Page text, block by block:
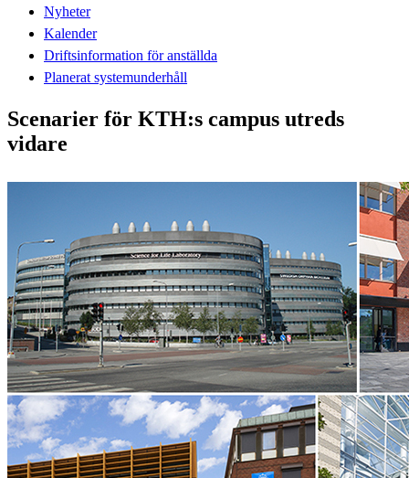
Nyheter
Kalender
Driftsinformation för anställda
Planerat systemunderhåll
Scenarier för KTH:s campus utreds
vidare